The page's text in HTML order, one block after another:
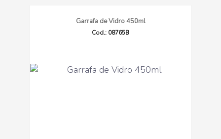
Garrafa de Vidro 450ml
Cod.: 08765B